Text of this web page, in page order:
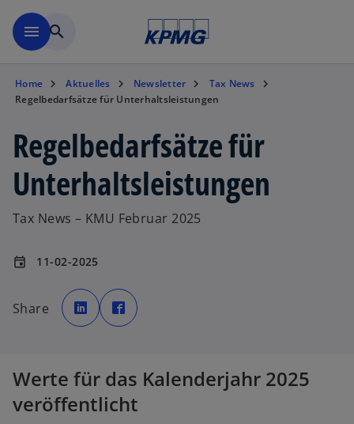
menu search
Home Aktuelles Newsletter
Tax News
Regelbedarfsätze für Unterhaltsleistungen
Regelbedarfsätze für
Unterhaltsleistungen
Tax News – KMU Februar 2025
event 11-02-2025
Share
w
i
r
d
e
n
u
i
r
e
u
Werte für das Kalenderjahr 2025
veröffentlicht